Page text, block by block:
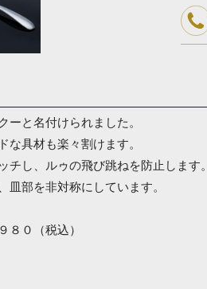
ーと名付けられました。
な具材も楽々割けます。
チし、ルゥの飛び跳ねを防止します。
皿部を非対称にしています。
８０（税込）